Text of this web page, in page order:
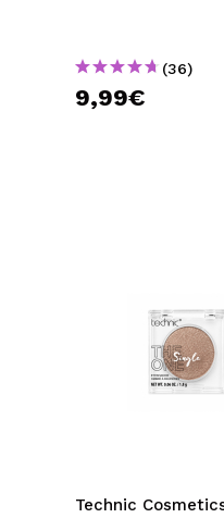
(36)
9,99€
Technic